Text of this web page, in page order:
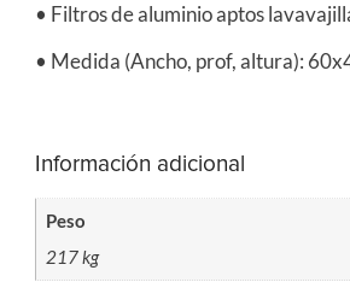
• Filtros de aluminio aptos
• Medida (Ancho, prof, altura):
Información adicional
Peso
217 kg